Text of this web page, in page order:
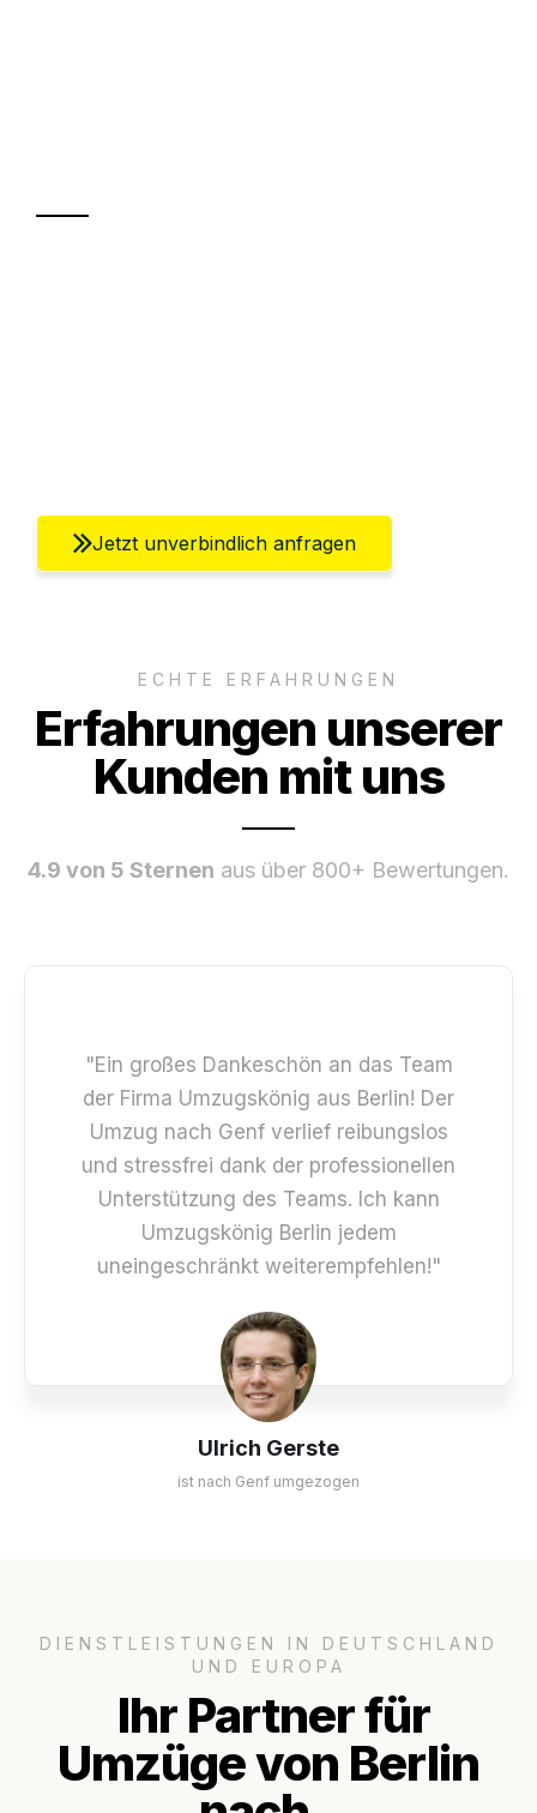
Jetzt unverbindlich anfragen
ECHTE ERFAHRUNGEN
Erfahrungen unserer
Kunden mit uns
4.9 von 5 Sternen aus über 800+ Bewertungen.
Ulrich Gerste
ist nach Genf umgezogen
"Ein großes Dankeschön an das Team
der Firma Umzugskönig aus Berlin! Der
Umzug nach Genf verlief reibungslos
und stressfrei dank der professionellen
Unterstützung des Teams. Ich kann
Umzugskönig Berlin jedem
uneingeschränkt weiterempfehlen!"
DIENSTLEISTUNGEN IN DEUTSCHLAND
UND EUROPA
Ihr Partner für
Umzüge von Berlin